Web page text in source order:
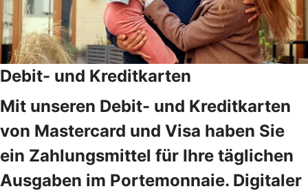
Debit- und Kreditkarten
Mit unseren Debit- und Kreditkarten
von Mastercard und Visa haben Sie
ein Zahlungsmittel für Ihre täglichen
Ausgaben im Portemonnaie. Digitaler